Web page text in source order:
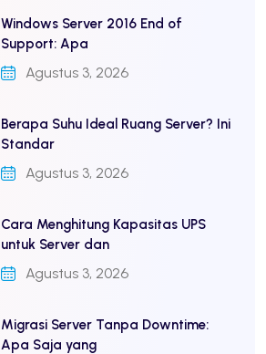
Windows Server 2016 End of
Support: Apa
Agustus 3, 2026
Berapa Suhu Ideal Ruang Server? Ini
Standar
Agustus 3, 2026
Cara Menghitung Kapasitas UPS
untuk Server dan
Agustus 3, 2026
Migrasi Server Tanpa Downtime:
Apa Saja yang